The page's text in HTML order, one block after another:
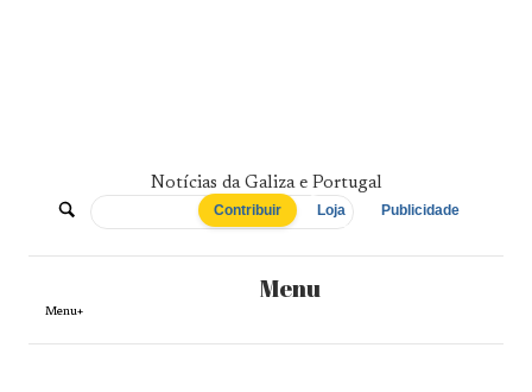
De
Norte
a
Notícias da Galiza e Portugal
Contribuir Loja Publicidade
Menu
Menu+